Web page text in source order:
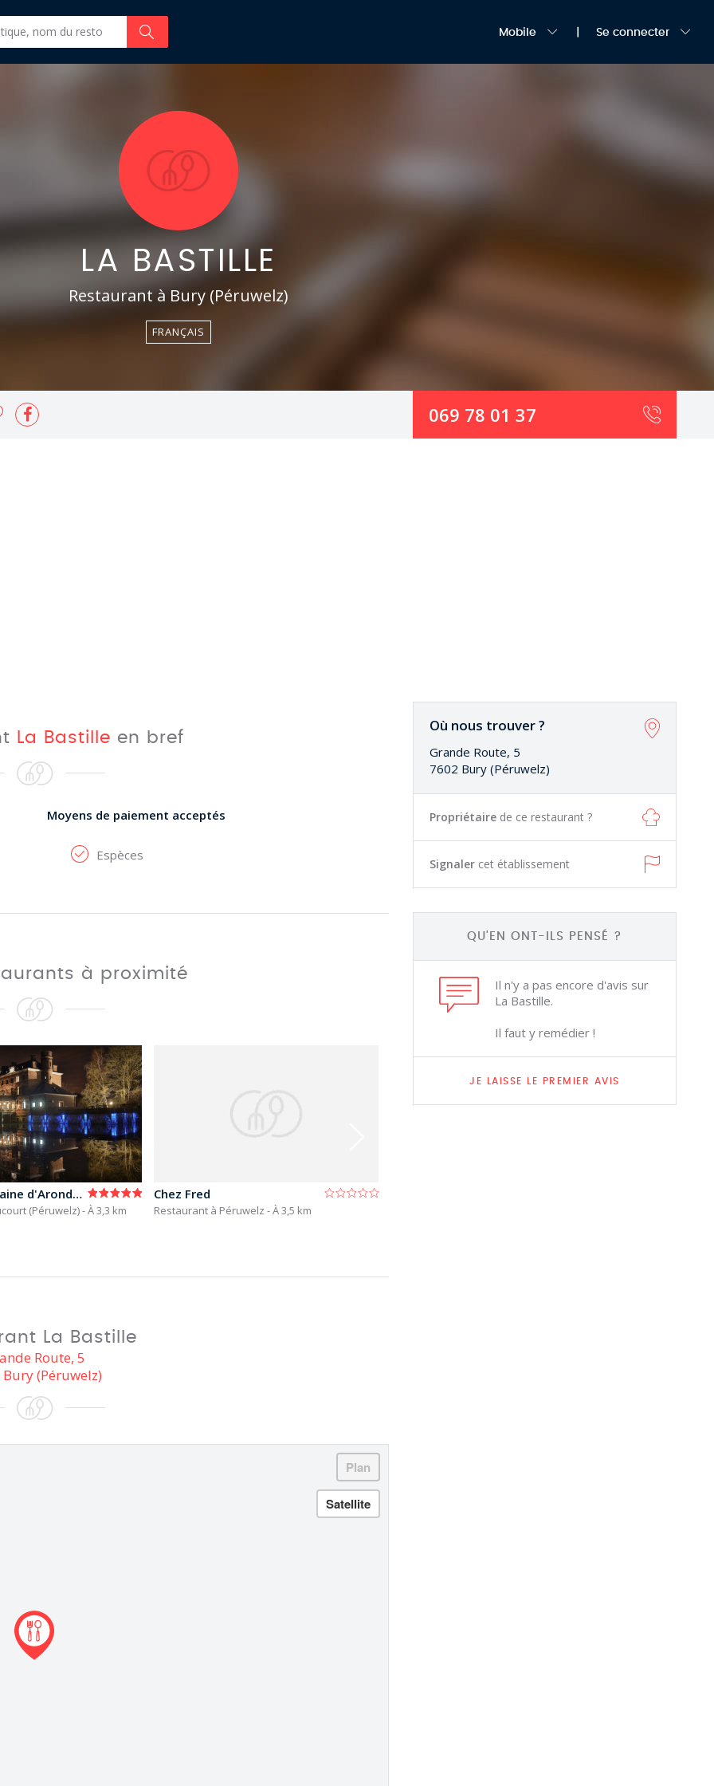
Mobile Se connecter
LA BASTILLE
Restaurant à Bury (Péruwelz)
FRANÇAIS
069 78 01 37
Où nous trouver ?
Grande Route, 5
7602 Bury (Péruwelz)
Propriétaire de ce restaurant ?
Signaler cet établissement
QU'EN ONT-ILS PENSÉ ?
Il n'y a pas encore d'avis sur
La Bastille.
Il faut y remédier !
JE LAISSE LE PREMIER AVIS
La Bastille en bref
Moyens de paiement acceptés
Espèces
à proximité
Vicomté (domaine d'Arondeau)
(Péruwelz)- À 3,3 km
Chez Fred
Restaurant à Péruwelz - À 3,5 km
La Bastille
Route, 5
(Péruwelz)